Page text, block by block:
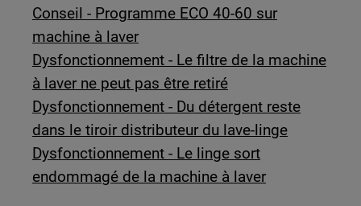
Conseil - Programme ECO 40-60 sur
machine à laver
Dysfonctionnement - Le filtre de la machine
à laver ne peut pas être retiré
Dysfonctionnement - Du détergent reste
dans le tiroir distributeur du lave-linge
Dysfonctionnement - Le linge sort
endommagé de la machine à laver